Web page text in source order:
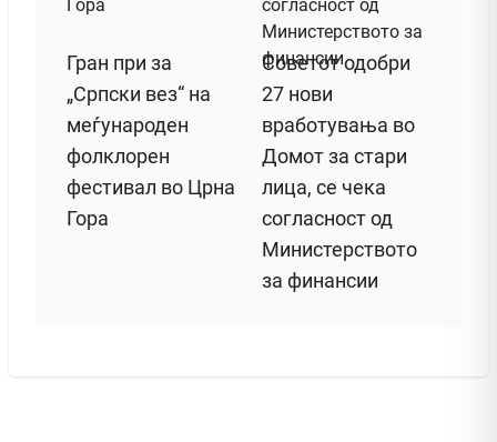
Гран при за
„Српски вез“ на
меѓународен
фолклорен
фестивал во Црна
Гора
Советот одобри
27 нови
вработувања во
Домот за стари
лица, се чека
согласност од
Министерството
за финансии